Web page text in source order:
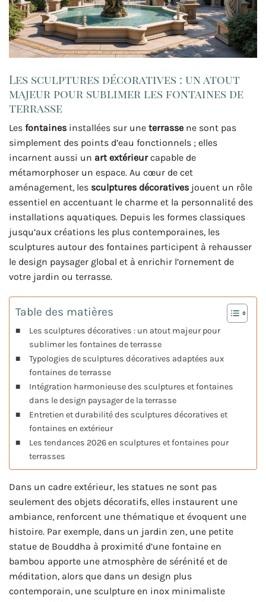
Les sculptures décoratives : un atout
majeur pour sublimer les fontaines de
terrasse
Les fontaines installées sur une terrasse ne sont pas
simplement des points d’eau fonctionnels ; elles
incarnent aussi un art extérieurcapable de
métamorphoser un espace. Au cœur de cet
aménagement, les sculptures décoratives jouent un rôle
essentiel en accentuant le charme et la personnalité des
installations aquatiques. Depuis les formes classiques
jusqu’aux créations les plus contemporaines, les
sculptures autour des fontaines participent à rehausser
le design paysager global et à enrichir l’ornement de
votre jardin ou terrasse.
Table des matières
Les sculptures décoratives : un atout majeur pour
sublimer les fontaines de terrasse
Typologies de sculptures décoratives adaptées aux
fontaines de terrasse
Intégration harmonieuse des sculptures et fontaines
dans le design paysager de la terrasse
Entretien et durabilité des sculptures décoratives et
fontaines en extérieur
Les tendances 2026 en sculptures et fontaines pour
terrasses
Dans un cadre extérieur, les statues ne sont pas
seulement des objets décoratifs, elles instaurent une
ambiance, renforcent une thématique et évoquent une
histoire. Par exemple, dans un jardin zen, une petite
statue de Bouddha à proximité d’une fontaine en
bambou apporte une atmosphère de sérénité et de
méditation, alors que dans un design plus
contemporain, une sculpture en inox minimaliste